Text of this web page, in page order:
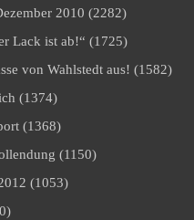
2010 (2282)
Lack ist ab!“ (1725)
von Wahlstedt aus! (1582)
(1374)
(1368)
(1150)
(1053)